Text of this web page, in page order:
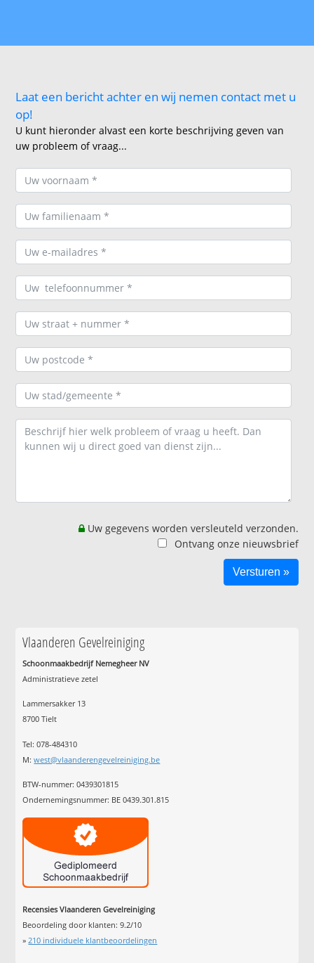
Laat een bericht achter en wij nemen contact met u
op!
U kunt hieronder alvast een korte beschrijving geven van
uw probleem of vraag...
Uw gegevens worden versleuteld verzonden.
Ontvang onze nieuwsbrief
Vlaanderen Gevelreiniging
Schoonmaakbedrijf Nemegheer NV
Administratieve zetel
Lammersakker 13
8700 Tielt
Tel: 078-484310
M:west@vlaanderengevelreiniging.be
BTW-nummer: 0439301815
Ondernemingsnummer: BE 0439.301.815
Recensies Vlaanderen Gevelreiniging
Beoordeling door klanten:9.2/10
» 210 individuele klantbeoordelingen